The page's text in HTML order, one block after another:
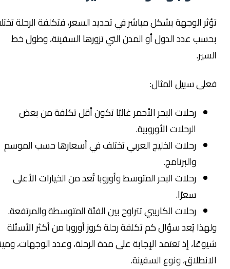
تؤثر الوجهة بشكل مباشر في تحديد السعر، فتكلفة الرحلة تختلف
بحسب عدد الدول أو المدن التي تزورها السفينة، وطول خط
السير.
فعلى سبيل المثال:
رحلات البحر الأحمر غالبًا تكون أقل تكلفة من بعض
الرحلات الأوروبية.
رحلات الخليج العربي تختلف في أسعارها حسب الموسم
والبرنامج.
رحلات البحر المتوسط وأوروبا تُعد من الخيارات الأعلى
سعرًا.
رحلات الكاريبي تتراوح بين الفئة المتوسطة والمرتفعة.
ولهذا يُعد سؤال كم تكلفة رحلة كروز أوروبا من أكثر الأسئلة
شيوعًا، إذ تعتمد الإجابة على مدة الرحلة، وعدد الوجهات، وميناء
الانطلاق، ونوع السفينة.